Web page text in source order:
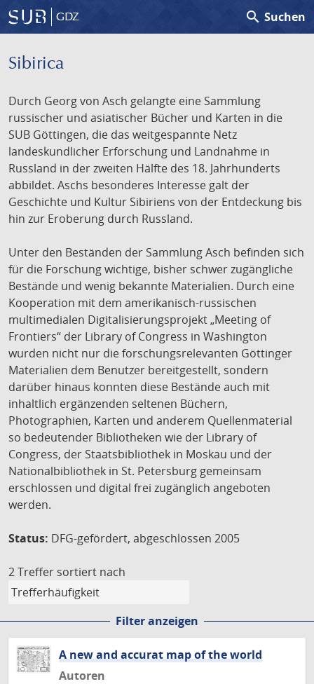
GDZ search Suchen
Sibirica
Durch Georg von Asch gelangte eine Sammlung
russischer und asiatischer Bücher und Karten in die
SUB Göttingen, die das weitgespannte Netz
landeskundlicher Erforschung und Landnahme in
Russland in der zweiten Hälfte des 18. Jahrhunderts
abbildet. Aschs besonderes Interesse galt der
Geschichte und Kultur Sibiriens von der Entdeckung bis
hin zur Eroberung durch Russland.
Unter den Beständen der Sammlung Asch befinden sich
für die Forschung wichtige, bisher schwer zugängliche
Bestände und wenig bekannte Materialien. Durch eine
Kooperation mit dem amerikanisch-russischen
multimedialen Digitalisierungsprojekt „Meeting of
Frontiers“ der Library of Congress in Washington
wurden nicht nur die forschungsrelevanten Göttinger
Materialien dem Benutzer bereitgestellt, sondern
darüber hinaus konnten diese Bestände auch mit
inhaltlich ergänzenden seltenen Büchern,
Photographien, Karten und anderem Quellenmaterial
so bedeutender Bibliotheken wie der Library of
Congress, der Staatsbibliothek in Moskau und der
Nationalbibliothek in St. Petersburg gemeinsam
erschlossen und digital frei zugänglich angeboten
werden.
Status: DFG-gefördert, abgeschlossen 2005
2 Treffer sortiert nach
Filter anzeigen
A new and accurat map of the world
Autoren